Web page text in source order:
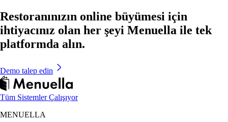
Restoranınızın online büyümesi için
ihtiyacınız olan her şeyi Menuella ile tek
platformda alın.
Demo talep edin
Tüm Sistemler Çalışıyor
MENUELLA